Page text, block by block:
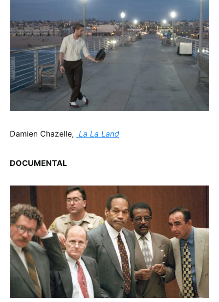
Damien Chazelle, La La Land
DOCUMENTAL